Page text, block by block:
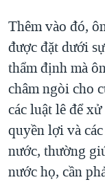
Thêm vào đó,
được đặt dưới
thẩm định mà
châm ngòi cho
các luật lê để
quyền lợi và
nước, thường
nước họ, cần